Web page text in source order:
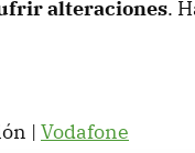
alteraciones.
| Vodafone